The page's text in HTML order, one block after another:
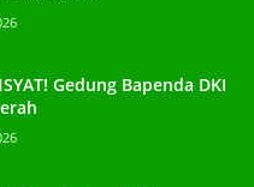
Gedung Bapenda DKI